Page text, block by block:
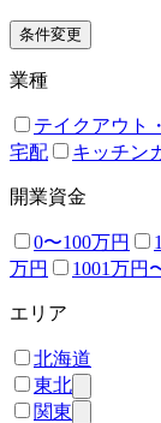
条件変更
業種
テイクアウト
宅配
キッチン
開業資金
0〜100万円
万円
1001万円
エリア
北海道
東北
関東